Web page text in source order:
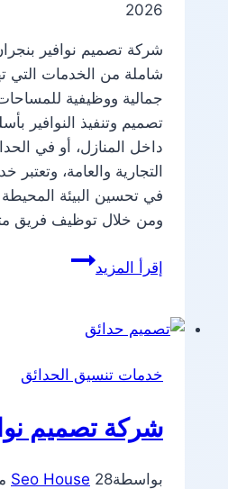
2026
شركة تصميم نوافير
شاملة من الخدمات التي
جمالية ووظيفية
تصميم وتنفيذ النوافير
داخل المنازل، أو في
التجارية والعامة، وتعتبر
في تحسين البيئة المحيطة
ومن خلال توظيف
إقرأ المزيدشركة
بنجران
خدمات تنسيق الحدائق
شركة تصميم
بواسطة Seo House 28 مايو، 2024